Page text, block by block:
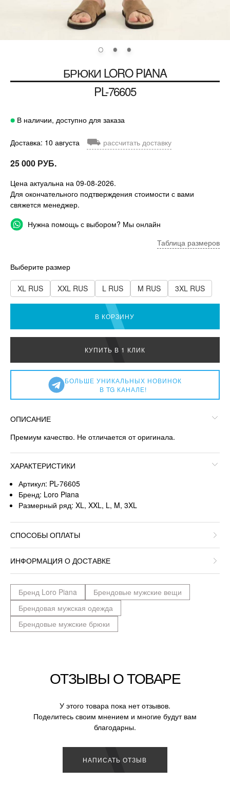
БРЮКИ LORO PIANA
PL-76605
В наличии, доступно для заказа
Доставка: 10 августа ⛟ рассчитать доставку
25 000 РУБ.
Цена актуальна на 09-08-2026.
Для окончательного подтверждения стоимости с вами
свяжется менеджер.
Нужна помощь с выбором? Мы онлайн
Таблица размеров
Выберите размер
XL RUS XXL RUS L RUS M RUS 3XL RUS
В КОРЗИНУ
КУПИТЬ В 1 КЛИК
БОЛЬШЕ УНИКАЛЬНЫХ НОВИНОК
В TG КАНАЛЕ!
ОПИСАНИЕ
Премиум качество. Не отличается от оригинала.
ХАРАКТЕРИСТИКИ
Артикул: PL-76605
Бренд: Loro Piana
Размерный ряд: XL, XXL, L, M, 3XL
СПОСОБЫ ОПЛАТЫ
ИНФОРМАЦИЯ О ДОСТАВКЕ
Бренд Loro Piana
Брендовые мужские вещи
Брендовая мужская одежда
Брендовые мужские брюки
ОТЗЫВЫ О ТОВАРЕ
У этого товара пока нет отзывов.
Поделитесь своим мнением и многие будут вам
благодарны.
НАПИСАТЬ ОТЗЫВ